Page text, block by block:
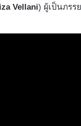
Vellani) ผู้เป็นภรร